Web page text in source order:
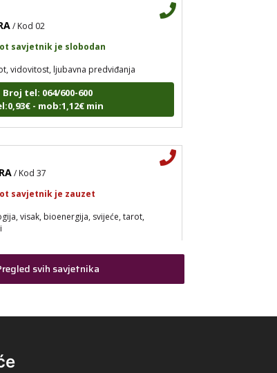
vidovitost, ljubavna predviđanja
Broj tel: 064/600-600
- mob:1,12€ min
visak, bioenergija, svijeće, tarot,
- mob:1,12€ min
svih savjetnika